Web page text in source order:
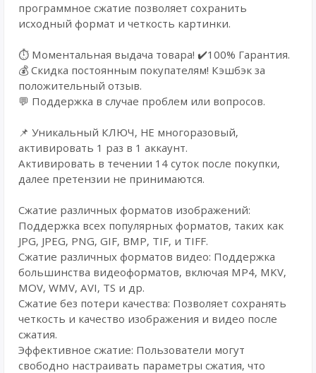
программное сжатие позволяет сохранить
исходный формат и четкость картинки.
⏱️ Моментальная выдача товара! ✔️100% Гарантия.
💰 Cкидка постоянным покупателям! Кэшбэк за
положительный отзыв.
💬 Поддержка в случае проблем или вопросов.
📌 Уникальный КЛЮЧ, НЕ многоразовый,
активировать 1 раз в 1 аккаунт.
Активировать в течении 14 суток после покупки,
далее претензии не принимаются.
Сжатие различных форматов изображений:
Поддержка всех популярных форматов, таких как
JPG, JPEG, PNG, GIF, BMP, TIF, и TIFF.
Сжатие различных форматов видео: Поддержка
большинства видеоформатов, включая MP4, MKV,
MOV, WMV, AVI, TS и др.
Сжатие без потери качества: Позволяет сохранять
четкость и качество изображения и видео после
сжатия.
Эффективное сжатие: Пользователи могут
свободно настраивать параметры сжатия, что